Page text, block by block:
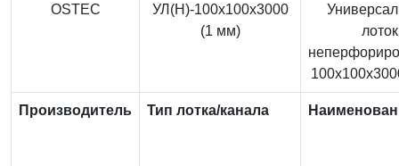
OSTEC
УЛ(Н)-100x100x3000
(1 мм)
лоток
Производитель Тип лотка/канала